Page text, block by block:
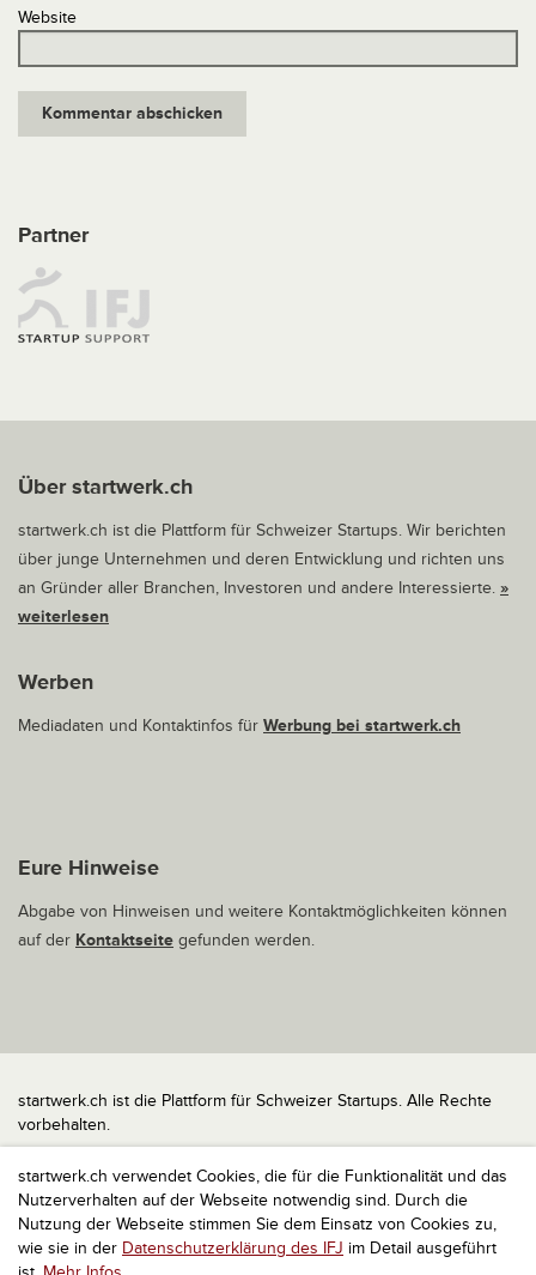
startwerk.ch verwendet Cookies, die für die Funktionalität und das
Nutzerverhalten auf der Webseite notwendig sind. Durch die
Nutzung der Webseite stimmen Sie dem Einsatz von Cookies zu,
wie sie in der Datenschutzerklärung des IFJ im Detail ausgeführt
Website
Partner
Über startwerk.ch
startwerk.ch ist die Plattform für Schweizer Startups. Wir berichten
über junge Unternehmen und deren Entwicklung und richten uns
an Gründer aller Branchen, Investoren und andere Interessierte. »
weiterlesen
Werben
Mediadaten und Kontaktinfos für Werbung bei startwerk.ch
Eure Hinweise
Abgabe von Hinweisen und weitere Kontaktmöglichkeiten können
auf der Kontaktseite gefunden werden.
startwerk.ch ist die Plattform für Schweizer Startups. Alle Rechte
vorbehalten.
Impressum
Kontakt
nach oben